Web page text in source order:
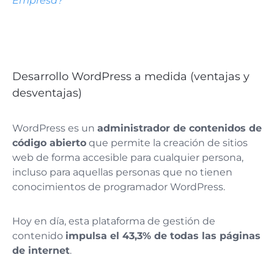
Desarrollo WordPress a medida (ventajas y
desventajas)
WordPress es un administrador de contenidos de
código abierto que permite la creación de sitios
web de forma accesible para cualquier persona,
incluso para aquellas personas que no tienen
conocimientos de programador WordPress.
Hoy en día, esta plataforma de gestión de
contenido impulsa el 43,3% de todas las páginas
de internet.